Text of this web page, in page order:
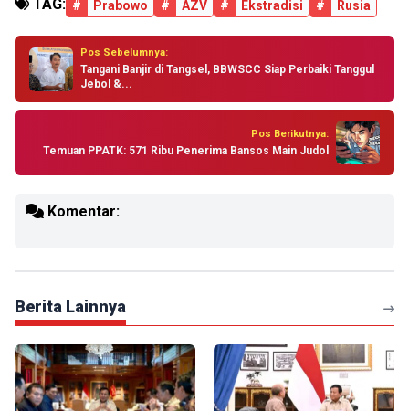
TAG: # Prabowo # AZV # Ekstradisi # Rusia
Pos Sebelumnya:
Tangani Banjir di Tangsel, BBWSCC Siap Perbaiki Tanggul
Jebol &...
Pos Berikutnya:
Temuan PPATK: 571 Ribu Penerima Bansos Main Judol
Komentar:
Berita Lainnya